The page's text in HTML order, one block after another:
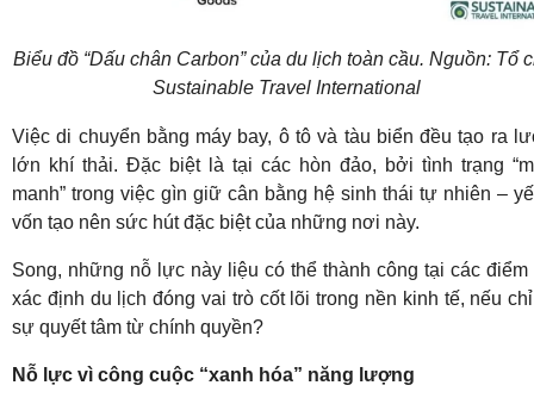
Biểu đồ “Dấu chân Carbon” của du lịch toàn cầu. Nguồn: Tổ
Sustainable Travel International
Việc di chuyển bằng máy bay, ô tô và tàu biển đều tạo ra
lớn khí thải. Đặc biệt là tại các hòn đảo, bởi tình trạng
manh” trong việc gìn giữ cân bằng hệ sinh thái tự nhiên –
vốn tạo nên sức hút đặc biệt của những nơi này.
Song, những nỗ lực này liệu có thể thành công tại các điểm
xác định du lịch đóng vai trò cốt lõi trong nền kinh tế, nếu
sự quyết tâm từ chính quyền?
Nỗ lực vì công cuộc “xanh hóa” năng lượng